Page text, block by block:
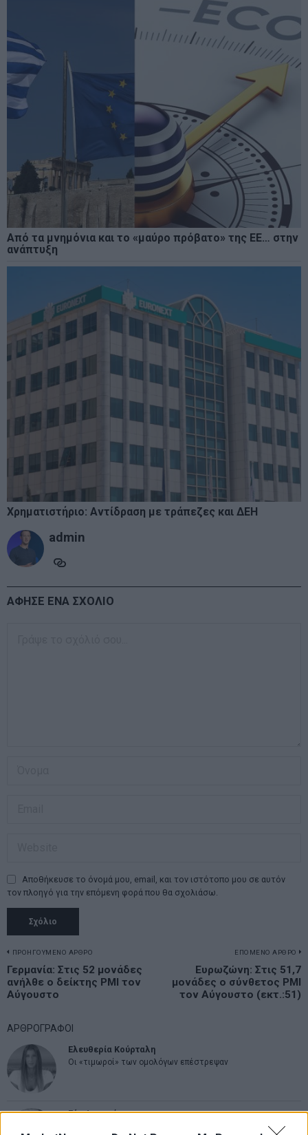
Από τα μνημόνια και το «μαύρο πρόβατο» της ΕΕ… στην
ανάπτυξη
Χρηματιστήριο: Αντίδραση με τράπεζες και ΔΕΗ
admin
ΑΦΗΣΕ ΕΝΑ ΣΧΟΛΙΟ
Αποθήκευσε το όνομά μου, email, και τον ιστότοπο μου σε αυτόν
τον πλοηγό για την επόμενη φορά που θα σχολιάσω.
Πλοήγηση
άρθρων
ΠΡΟΗΓΟΥΜΕΝΟ ΑΡΘΡΟ
Previous
post:
Γερμανία: Στις 52 μονάδες
ανήλθε ο δείκτης ΡΜΙ τον
Αύγουστο
ΕΠΟΜΕΝΟ ΑΡΘΡΟ
Ευρωζώνη: Στις 51,7
μονάδες ο σύνθετος PMI
τον Αύγουστο (εκτ.:51)
ΑΡΘΡΟΓΡΑΦΟΙ
Ελευθερία Κούρταλη
Οι «τιμωροί» των ομολόγων επέστρεψαν
Εύη Φραγκάκη